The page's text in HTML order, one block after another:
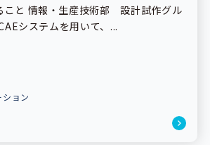
計試作グル
システムを用いて、...
ョン